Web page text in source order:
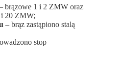
brązowe 1 i 2 ZMW oraz
i 20 ZMW;
– brąz zastąpiono stalą
stop